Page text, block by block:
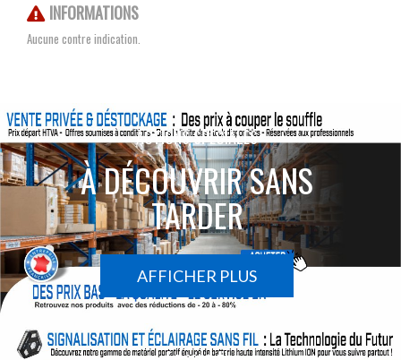
INFORMATIONS
Aucune contre indication.
ACTIONS SPÉCIALES
À DÉCOUVRIR SANS
TARDER
AFFICHER PLUS